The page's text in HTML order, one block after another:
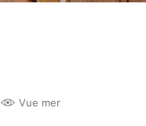
Vue mer